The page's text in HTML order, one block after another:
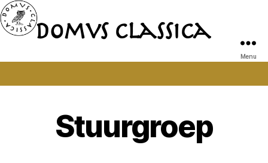
DomvsDomvs Classica
Menu
Stuurgroep